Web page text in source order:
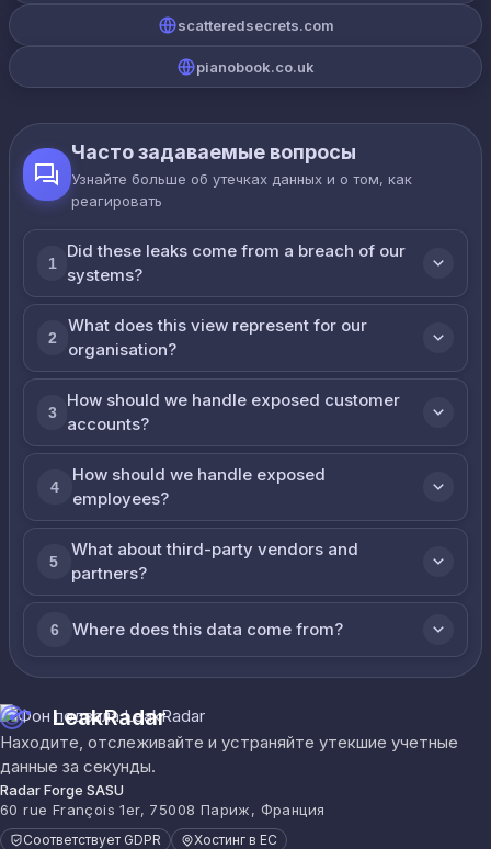
scatteredsecrets.com
pianobook.co.uk
Часто задаваемые вопросы
Узнайте больше об утечках данных и о том, как
реагировать
1
Did these leaks come from a breach of our
systems?
2
What does this view represent for our
organisation?
3
How should we handle exposed customer
accounts?
4
How should we handle exposed
employees?
5
What about third-party vendors and
partners?
6 Where does this data come from?
LeakRadar
Находите, отслеживайте и устраняйте утекшие учетные
данные за секунды.
Radar Forge SASU
60 rue François 1er, 75008 Париж, Франция
Соответствует GDPR Хостинг в ЕС